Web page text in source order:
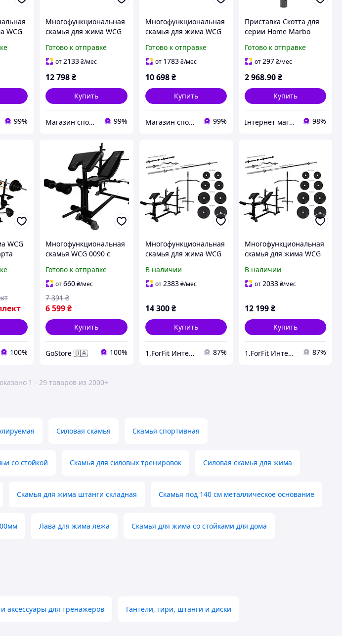
WCG
99%
Многофункциональная
скамья для жима WCG
Приставка скотта
Набор HARD штанга 98
Готово к отправке
от2133₴/мес
12 798₴
Купить
Магазин спортивных товаров "PLANETSPORT" 99%
Многофункциональная
скамья для жима WCG
Приставка скотта
Набор HARD штанга 60
Готово к отправке
от 1783 ₴/мес
10 698 ₴
Купить
Магазин спортивных товаров "PLANETSPORT" 99%
Приставка Скотта для
серии Home Marbo
Готово к отправке
от297₴/мес
2 968.90₴
Купить
Інтернет магазин СпортТочка 98%
WCG
100%
Многофункциональная
скамья WCG 0090 с
Скотта
Готово к отправке
от660₴/мес
6 599₴
7 391 ₴
Купить
GoStore 🇺🇦 100%
Многофункциональная
скамья для жима WCG
Приставка скотта
Набор HARD штанга
спортзала
В наличии
от2383 ₴/мес
14 300 ₴
Купить
1.ForFit Интернет-магазин спортивных товаров 87%
Многофункциональная
скамья для жима WCG
Приставка скотта
Набор HARD штанга 80
спортзала
В наличии
от2033₴/мес
12 199₴
Купить
1.ForFit Интернет-магазин спортивных товаров 87%
1 - 29 товаров из 2000+
Силовая скамья Скамья спортивная
со стойкой Скамья для силовых тренировок Силовая скамья для жима
Скамья для жима штанги складная Скамья под 140 см металлическое основание
Лава для жима лежа Скамья для жима со стойками для дома
аксессуары для тренажеров Гантели, гири, штанги и диски